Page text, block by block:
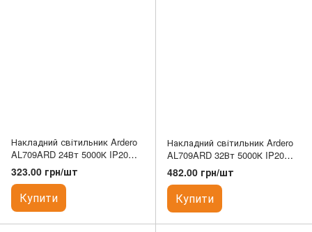
Накладний світильник Ardero
AL709ARD 24Вт 5000К IP20
білий
323.00 грн/шт
Купити
Накладний світильник Ardero
AL709ARD 32Вт 5000К IP20
білий
482.00 грн/шт
Купити